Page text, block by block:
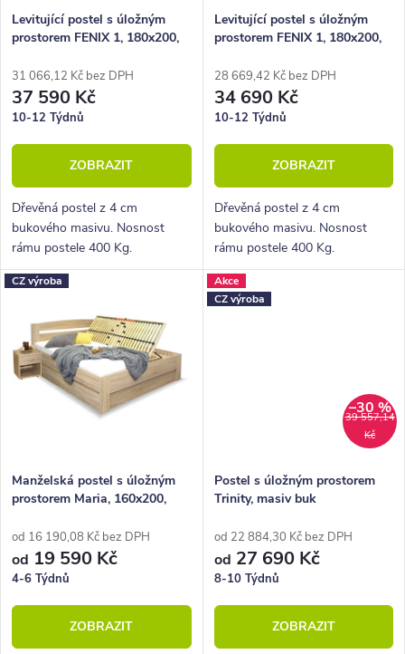
o
d
u
k
t
ů
r
o
d
u
k
t
ů
Levitující postel s úložným
prostorem FENIX 1, 180x200,
31 066,12 Kč bez DPH
37 590 Kč
10-12 Týdnů
ZOBRAZIT
Dřevěná postel z 4 cm
bukového masivu. Nosnost
rámu postele 400 Kg.
Povrchová úprava lakem -
odstín Jantar. Pevná dřevěná
Levitující postel s úložným
prostorem FENIX 1, 180x200,
28 669,42 Kč bez DPH
34 690 Kč
10-12 Týdnů
ZOBRAZIT
Dřevěná postel z 4 cm
bukového masivu. Nosnost
rámu postele 400 Kg.
Povrchová úprava bezbarvým
lakem. Pevná dřevěná lišta pro
rošty.
CZ výroba
Manželská postel s úložným
prostorem Maria, 160x200,
od 16 190,08 Kč bez DPH
od 19 590 Kč
4-6 Týdnů
ZOBRAZIT
Akce
CZ výroba
39 557,14
Kč
–30 %
Postel s úložným prostorem
Trinity, masiv buk
od 22 884,30 Kč bez DPH
od 27 690 Kč
8-10 Týdnů
ZOBRAZIT